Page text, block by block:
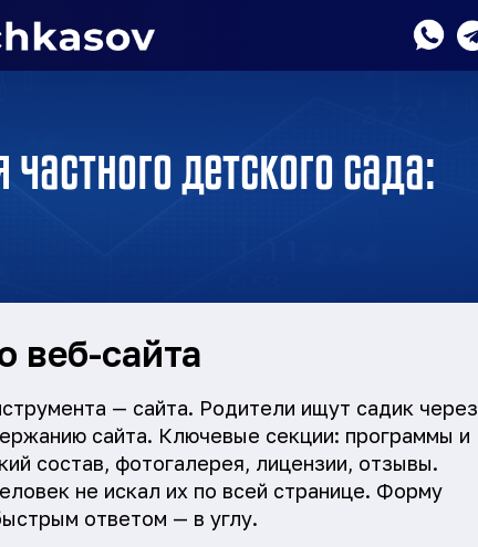
детского сада:
веб-сайта
— сайта. Родители ищут садик через
сайта. Ключевые секции: программы и
состав, фотогалерея, лицензии, отзывы.
не искал их по всей странице. Форму
ответом — в углу.